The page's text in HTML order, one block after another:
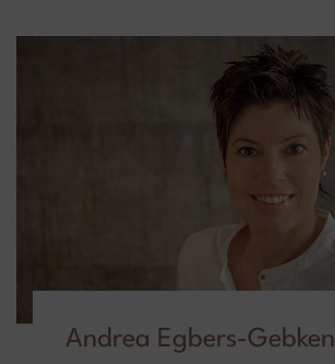
Andrea Egbers-Gebken